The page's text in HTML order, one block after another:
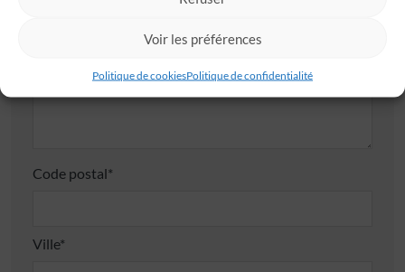
Voir les préférences
Politique de cookiesPolitique de confidentialité
Code postal*
Ville*